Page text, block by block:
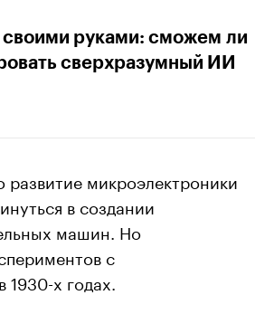
своими руками: сможем ли
сверхразумный ИИ
развитие микроэлектроники
в создании
машин. Но
с
х годах.